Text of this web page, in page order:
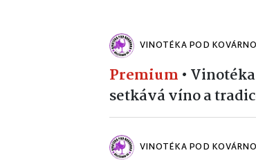
VINOTÉKA POD
Premium •
setkává víno a
VINOTÉKA POD